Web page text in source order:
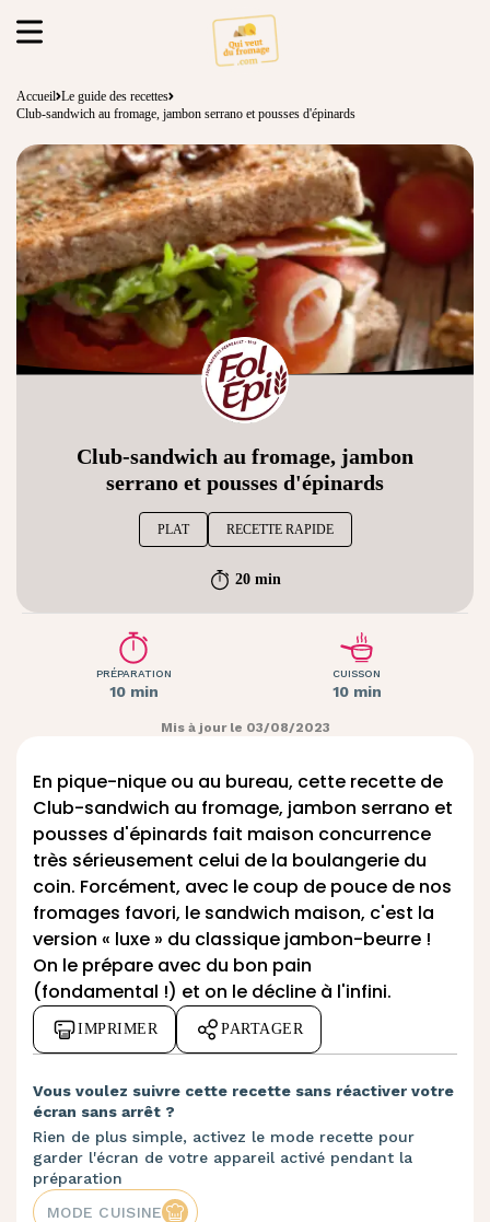
Accueil Le guide des recettes
Club-sandwich au fromage, jambon serrano et pousses d'épinards
Club-sandwich au fromage, jambon
serrano et pousses d'épinards
PLAT RECETTE RAPIDE
20 min
PRÉPARATION
10 min
CUISSON
10 min
Mis à jour le 03/08/2023
En pique-nique ou au bureau, cette recette de
Club-sandwich au fromage, jambon serrano et
pousses d'épinards fait maison concurrence
très sérieusement celui de la boulangerie du
coin. Forcément, avec le coup de pouce de nos
fromages favori, le sandwich maison, c'est la
version « luxe » du classique jambon-beurre !
On le prépare avec du bon pain
(fondamental !) et on le décline à l'infini.
IMPRIMER PARTAGER
Vous voulez suivre cette recette sans réactiver votre
écran sans arrêt ?
Rien de plus simple, activez le mode recette pour
garder l'écran de votre appareil activé pendant la
préparation
MODE CUISINE